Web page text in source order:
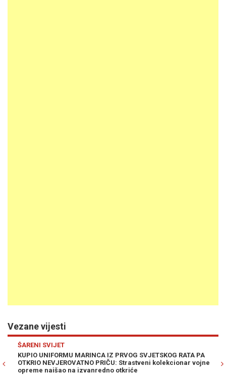
Vezane vijesti
ŠARENI SVIJET
KUPIO UNIFORMU MARINCA IZ PRVOG SVJETSKOG RATA PA
OTKRIO NEVJEROVATNO PRIČU: Strastveni kolekcionar vojne
opreme naišao na izvanredno otkriće
Previous